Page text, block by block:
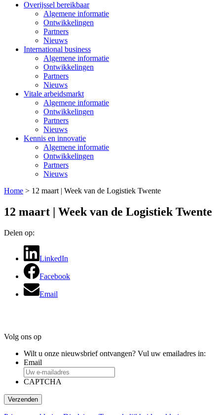
Overijssel bereikbaar
Algemene informatie
Ontwikkelingen
Partners
Nieuws
International business
Algemene informatie
Ontwikkelingen
Partners
Nieuws
Vitale arbeidsmarkt
Algemene informatie
Ontwikkelingen
Partners
Nieuws
Kennis en innovatie
Algemene informatie
Ontwikkelingen
Partners
Nieuws
Home > 12 maart | Week van de Logistiek Twente
12 maart | Week van de Logistiek Twente
Delen op:
LinkedIn
Facebook
Email
Volg ons op
Wilt u onze nieuwsbrief ontvangen? Vul uw emailadres in:
Email
CAPTCHA